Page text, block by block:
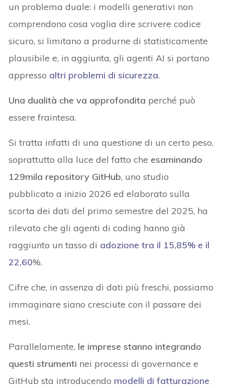
un problema duale: i modelli generativi non
comprendono cosa voglia dire scrivere codice
sicuro, si limitano a produrne di statisticamente
plausibile e, in aggiunta, gli agenti AI si portano
appresso altri problemi di sicurezza.
Una dualità che va approfondita perché può
essere fraintesa.
Si tratta infatti di una questione di un certo peso,
soprattutto alla luce del fatto che esaminando
129mila repository GitHub, uno studio
pubblicato a inizio 2026 ed elaborato sulla
scorta dei dati del primo semestre del 2025, ha
rilevato che gli agenti di coding hanno già
raggiunto un tasso di adozione tra il 15,85% e il
22,60%.
Cifre che, in assenza di dati più freschi, possiamo
immaginare siano cresciute con il passare dei
mesi.
Parallelamente, le imprese stanno integrando
questi strumenti nei processi di governance e
GitHub sta introducendo modelli di fatturazione